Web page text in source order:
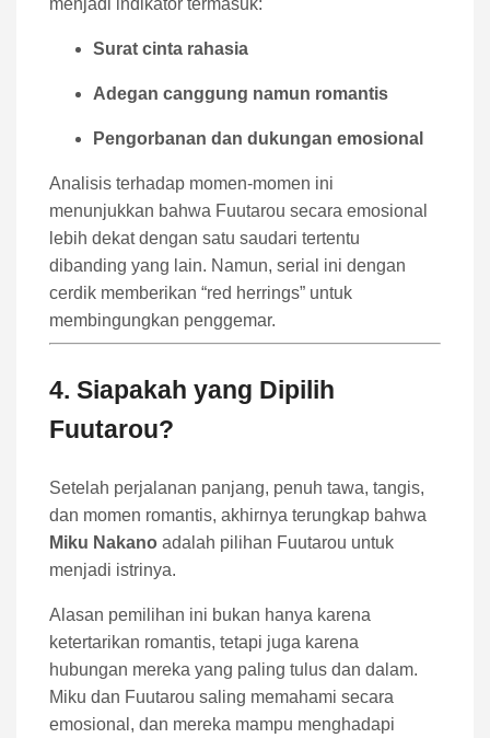
Surat cinta rahasia
Adegan canggung namun romantis
Pengorbanan dan dukungan emosional
Analisis terhadap momen-momen ini
menunjukkan bahwa Fuutarou secara emosional
lebih dekat dengan satu saudari tertentu
dibanding yang lain. Namun, serial ini dengan
cerdik memberikan “red herrings” untuk
membingungkan penggemar.
4. Siapakah yang Dipilih
Fuutarou?
Setelah perjalanan panjang, penuh tawa, tangis,
dan momen romantis, akhirnya terungkap bahwa
Miku Nakano adalah pilihan Fuutarou untuk
menjadi istrinya.
Alasan pemilihan ini bukan hanya karena
ketertarikan romantis, tetapi juga karena
hubungan mereka yang paling tulus dan dalam.
Miku dan Fuutarou saling memahami secara
emosional, dan mereka mampu menghadapi